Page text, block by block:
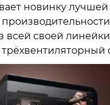
новинку лучшей
всей своей